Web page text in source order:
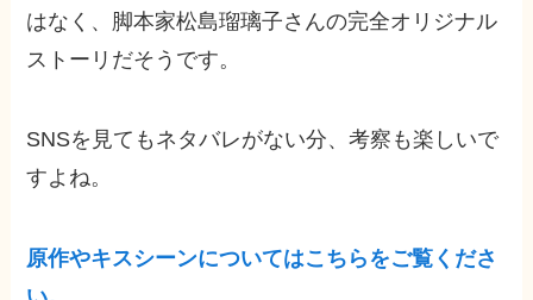
はなく、脚本家松島瑠璃子さんの完全オリジナル
ストーリだそうです。
SNSを見てもネタバレがない分、考察も楽しいで
すよね。
原作やキスシーンについてはこちらをご覧くださ